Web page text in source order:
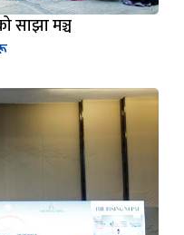
साझा मञ्च